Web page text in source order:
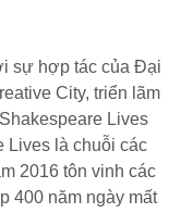
sự hợp tác của Đại
City, triển lãm
Lives
Lives là chuỗi các
2016 tôn vinh các
400 năm ngày mất